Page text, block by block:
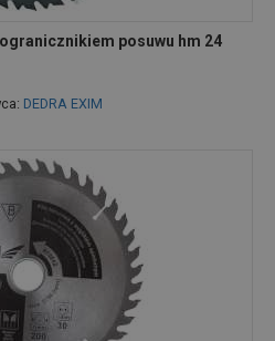
posuwu hm 24
DEDRA EXIM